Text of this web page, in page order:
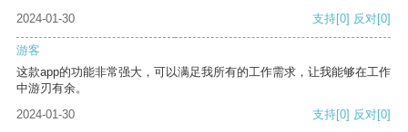
2024-01-30
支持[0] 反对[0]
游客
这款app的功能非常强大，可以满足我所有的工作需求，让我能够在工作
中游刃有余。
2024-01-30
支持[0] 反对[0]